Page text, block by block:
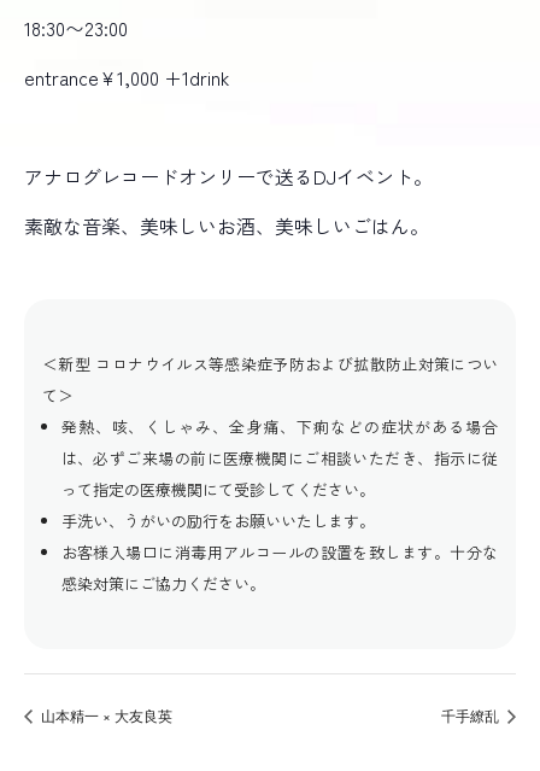
18:30〜23:00
entrance¥1,000 +1drink
アナログレコードオンリーで送るDJイベント。
素敵な音楽、美味しいお酒、美味しいごはん。
＜新型 コロナウイルス等感染症予防および拡散防止対策につい
て＞
発熱、咳、くしゃみ、全身痛、下痢などの症状がある場合
は、必ずご来場の前に医療機関にご相談いただき、指示に従
って指定の医療機関にて受診してください。
手洗い、うがいの励行をお願いいたします。
お客様入場口に消毒用アルコールの設置を致します。十分な
感染対策にご協力ください。
山本精一 × 大友良英 千手繚乱